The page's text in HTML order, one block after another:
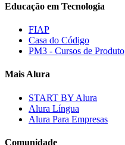
Educação em Tecnologia
FIAP
Casa do Código
PM3 - Cursos de Produto
Mais Alura
START BY Alura
Alura Língua
Alura Para Empresas
Comunidade